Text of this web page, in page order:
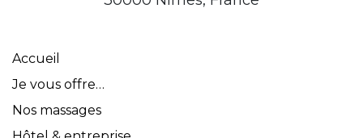
Accueil
Je vous offre…
Nos massages